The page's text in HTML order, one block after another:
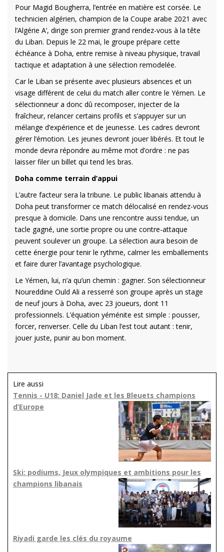
Pour Magid Bougherra, l’entrée en matière est corsée. Le
technicien algérien, champion de la Coupe arabe 2021 avec
l’Algérie A’, dirige son premier grand rendez-vous à la tête
du Liban. Depuis le 22 mai, le groupe prépare cette
échéance à Doha, entre remise à niveau physique, travail
tactique et adaptation à une sélection remodelée.
Car le Liban se présente avec plusieurs absences et un
visage différent de celui du match aller contre le Yémen. Le
sélectionneur a donc dû recomposer, injecter de la
fraîcheur, relancer certains profils et s’appuyer sur un
mélange d’expérience et de jeunesse. Les cadres devront
gérer l’émotion. Les jeunes devront jouer libérés. Et tout le
monde devra répondre au même mot d’ordre : ne pas
laisser filer un billet qui tend les bras.
Doha comme terrain d’appui
L’autre facteur sera la tribune. Le public libanais attendu à
Doha peut transformer ce match délocalisé en rendez-vous
presque à domicile. Dans une rencontre aussi tendue, un
tacle gagné, une sortie propre ou une contre-attaque
peuvent soulever un groupe. La sélection aura besoin de
cette énergie pour tenir le rythme, calmer les emballements
et faire durer l’avantage psychologique.
Le Yémen, lui, n’a qu’un chemin : gagner. Son sélectionneur
Noureddine Ould Ali a resserré son groupe après un stage
de neuf jours à Doha, avec 23 joueurs, dont 11
professionnels. L’équation yéménite est simple : pousser,
forcer, renverser. Celle du Liban l’est tout autant : tenir,
jouer juste, punir au bon moment.
Lire aussi
Tennis - U18: Daniel Jade et les Bleuets champions
d’Europe
Ski: podiums, Jeux olympiques et ambitions pour les
champions libanais
Riyadi garde les clés du royaume